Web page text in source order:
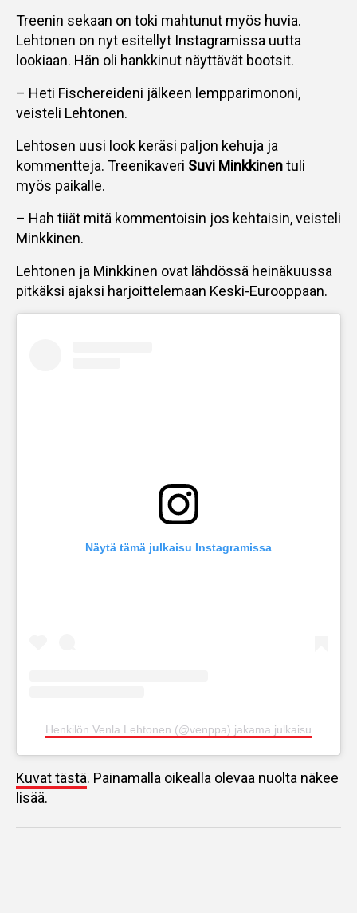
Treenin sekaan on toki mahtunut myös huvia.
Lehtonen on nyt esitellyt Instagramissa uutta
lookiaan. Hän oli hankkinut näyttävät bootsit.
– Heti Fischereideni jälkeen lempparimononi,
veisteli Lehtonen.
Lehtosen uusi look keräsi paljon kehuja ja
kommentteja. Treenikaveri Suvi Minkkinentuli
myös paikalle.
– Hah tiiät mitä kommentoisin jos kehtaisin, veisteli
Minkkinen.
Lehtonen ja Minkkinen ovat lähdössä heinäkuussa
pitkäksi ajaksi harjoittelemaan Keski-Eurooppaan.
Näytä tämä julkaisu Instagramissa
Henkilön Venla Lehtonen (@venppa) jakama julkaisu
Kuvat tästä. Painamalla oikealla olevaa nuolta näkee
lisää.